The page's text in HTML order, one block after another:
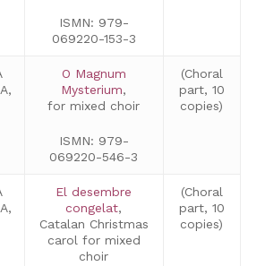
ISMN: 979-
069220-153-3
O Magnum
Mysterium,
for mixed choir
ISMN: 979-
069220-546-3
(Choral
part, 10
copies)
El desembre
congelat,
Catalan Christmas
carol for mixed
choir
(Choral
part, 10
copies)